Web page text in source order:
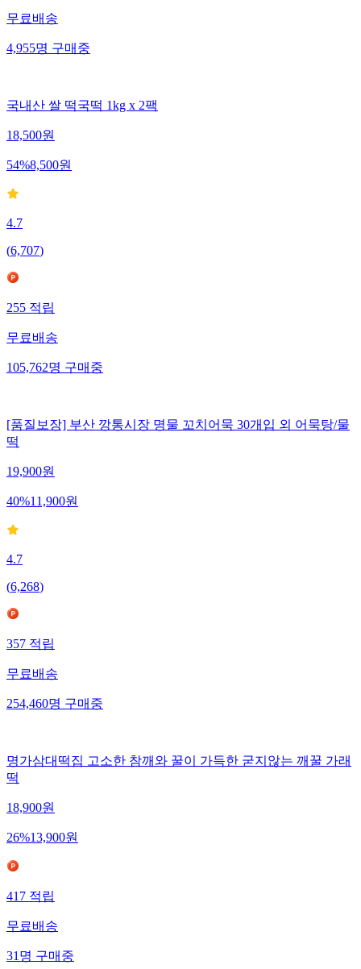
무료배송
4,955명구매중
국내산 쌀 떡국떡 1kg x 2팩
18,500원
54%8,500원
4.7
(6,707)
255적립
무료배송
105,762명구매중
[품질보장] 부산 깡통시장 명물 꼬치어묵 30개입 외 어묵탕/물
떡
19,900원
40%11,900원
4.7
(6,268)
357적립
무료배송
254,460명구매중
명가삼대떡집 고소한 참깨와 꿀이 가득한 굳지않는 깨꿀 가래
떡
18,900원
26%13,900원
417적립
무료배송
31명구매중